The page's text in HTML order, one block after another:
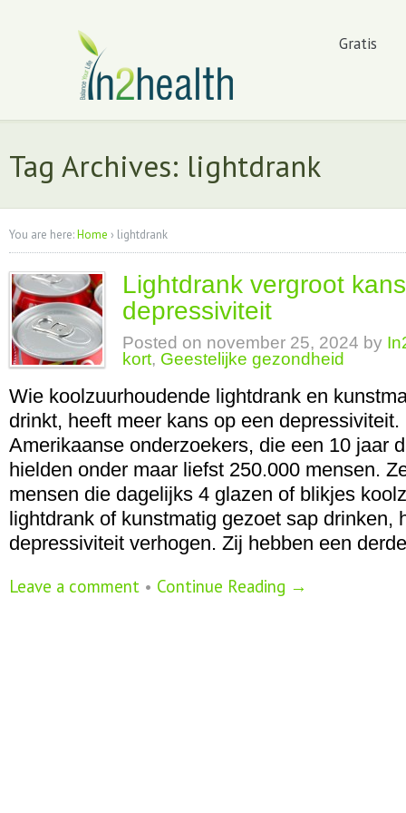
Gratis
Tag Archives: lightdrank
You are here:Home › lightdrank
Lightdrank vergroot
depressiviteit
Posted on november 25, 2024 by
kort, Geestelijke gezondheid
Wie koolzuurhoudende lightdrank en
drinkt, heeft meer kans op een
Amerikaanse onderzoekers, die een 10 jaar
hielden onder maar liefst 250.000 mensen.
mensen die dagelijks 4 glazen of blikjes
lightdrank of kunstmatig gezoet sap drinken,
depressiviteit verhogen. Zij hebben een
Leave a comment • Continue Reading →